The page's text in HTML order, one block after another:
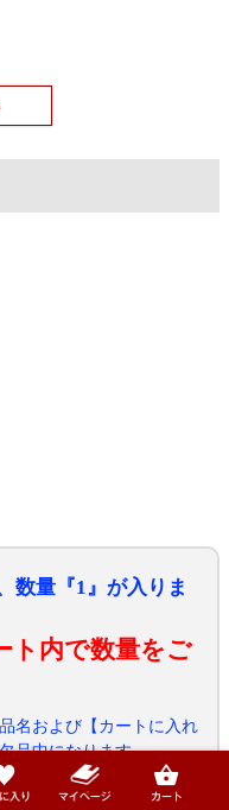
数量『1』が入りま
ト内で数量をご
名および【カートに入れ
品中になります。
乱れます。